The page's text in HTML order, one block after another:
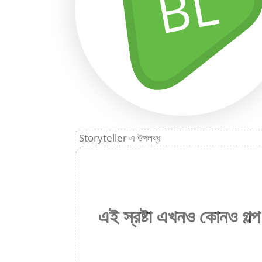
Storyteller এ উপলব্ধ
এই স্রষ্টা এখনও কোনও